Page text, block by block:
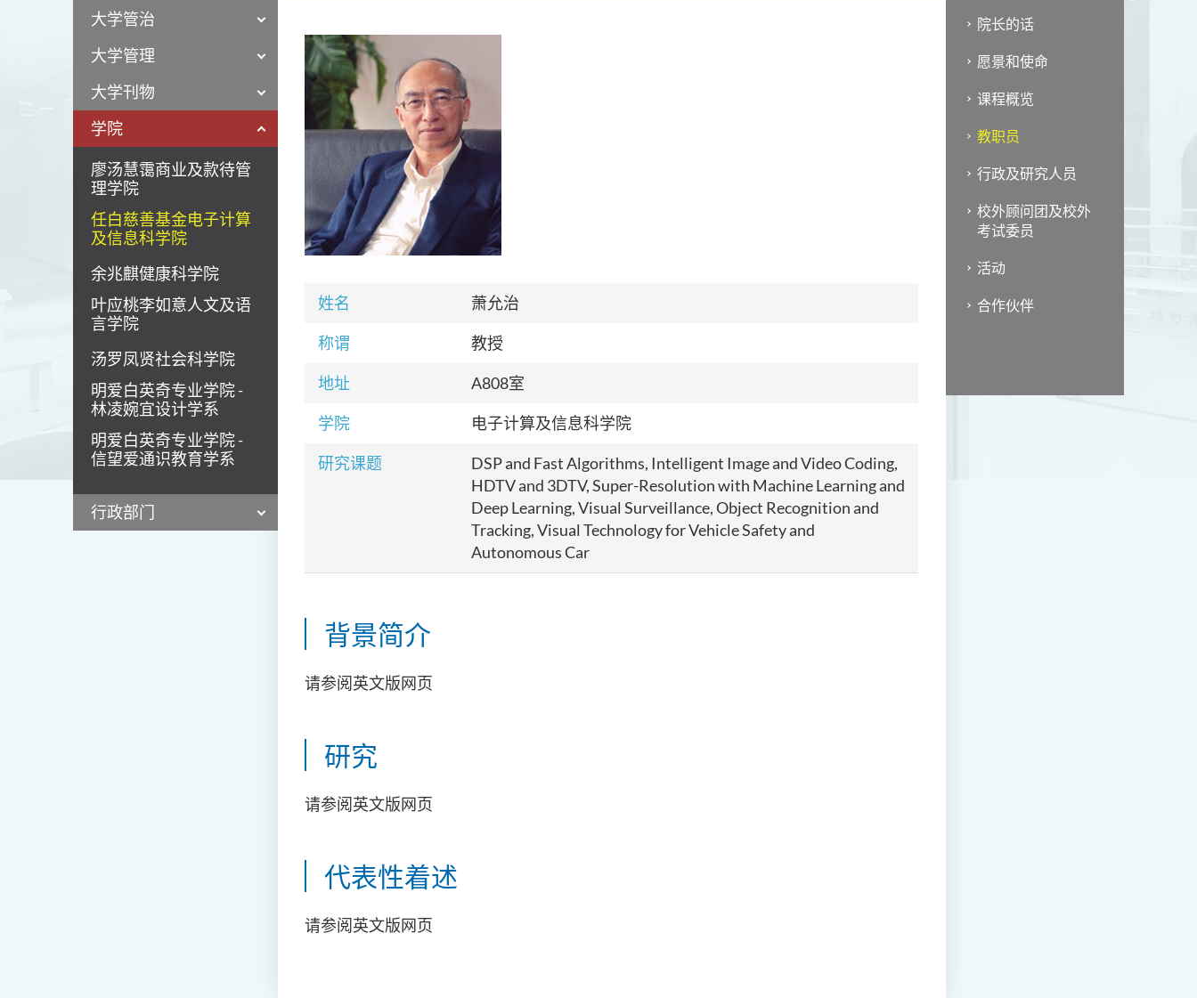
大学管治
大学管理
大学刊物
学院
廖汤慧霭商业及款待管
理学院
任白慈善基金电子计算
及信息科学院
余兆麒健康科学院
叶应桃李如意人文及语
言学院
汤罗凤贤社会科学院
明爱白英奇专业学院 -
林凌婉宜设计学系
明爱白英奇专业学院 -
信望爱通识教育学系
行政部门
姓名 萧允治
称谓 教授
地址 A808室
学院 电子计算及信息科学院
研究课题
DSP and Fast Algorithms, Intelligent Image and Video Coding,
HDTV and 3DTV, Super-Resolution with Machine Learning and
Deep Learning, Visual Surveillance, Object Recognition and
Tracking, Visual Technology for Vehicle Safety and
Autonomous Car
背景简介
请参阅英文版网页
研究
请参阅英文版网页
代表性着述
请参阅英文版网页
院长的话
愿景和使命
课程概览
教职员
行政及研究人员
校外顾问团及校外
考试委员
活动
合作伙伴